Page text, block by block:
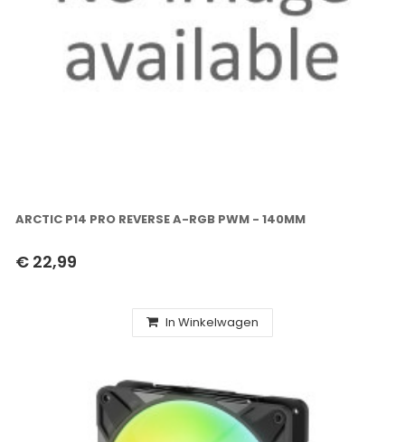
ARCTIC P14 PRO REVERSE A-RGB PWM - 140MM
€ 22,99
In Winkelwagen